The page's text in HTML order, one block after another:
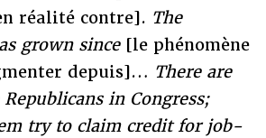
réalité contre]. The
grown since[le phénomène
depuis]… There are
in Congress;
try to claim credit for job-